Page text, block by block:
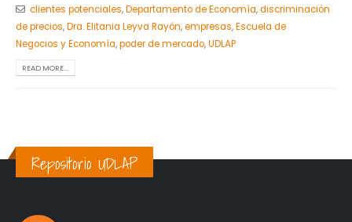
clientes potenciales,Departamento de Economía,discriminación
de precios,Dra. Elitania Leyva Rayón,empresas,Escuela de
Negocios y Economía,poder de mercado,UDLAP
READ MORE...
Repositorio UDLAP